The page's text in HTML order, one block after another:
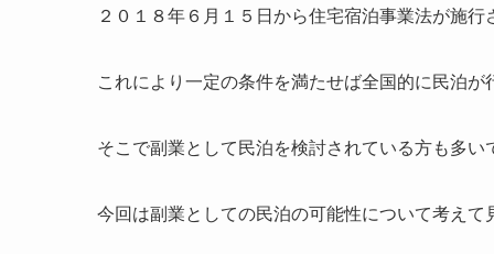
２０１８年６月１５日から住宅宿泊事業法が施行
これにより一定の条件を満たせば全国的に民泊が
そこで副業として民泊を検討されている方も多い
今回は副業としての民泊の可能性について考えて